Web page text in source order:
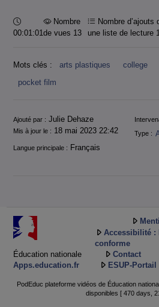
Durée :
00:01:01
Nombre
de vues 13
Nombre d’ajouts
une liste de lecture
Mots clés : arts plastiques college
pocket film
Informations
Ajouté par : Julie Dehaze
Mis à jour le : 18 mai 2023 22:42 Type :
Langue principale : Français
Éducation nationale
Apps.education.fr
Accessibilité :
conforme
Contact
ESUP-Portail
PodEduc plateforme vidéos de Éducation
disponibles [ 470 days,